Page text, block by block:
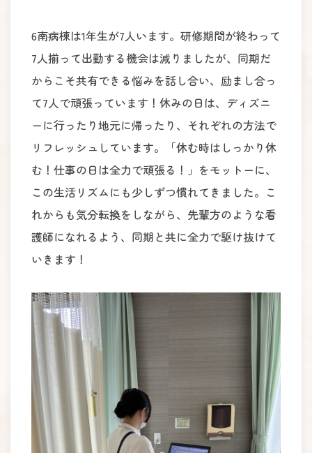
6南病棟は1年生が7人います。研修期間が終わって
7人揃って出勤する機会は減りましたが、同期だ
からこそ共有できる悩みを話し合い、励まし合っ
て7人で頑張っています！休みの日は、ディズニ
ーに行ったり地元に帰ったり、それぞれの方法で
リフレッシュしています。「休む時はしっかり休
む！仕事の日は全力で頑張る！」をモットーに、
この生活リズムにも少しずつ慣れてきました。こ
れからも気分転換をしながら、先輩方のような看
護師になれるよう、同期と共に全力で駆け抜けて
いきます！